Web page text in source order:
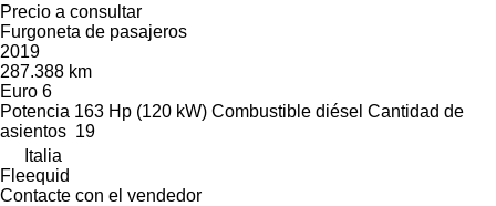
Precio a consultar
Furgoneta de pasajeros
2019
287.388 km
Euro 6
Potencia 163 Hp (120 kW) Combustible diésel Cantidad de
asientos 19
Italia
Fleequid
Contacte con el vendedor